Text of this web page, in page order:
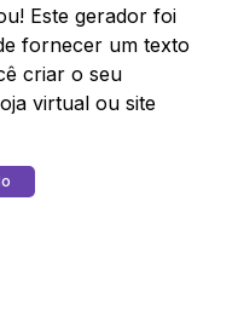
Este gerador foi
fornecer um texto
criar o seu
virtual ou site